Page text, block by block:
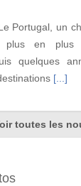
Portugal, un
plus en plus
quelques
[...]
toutes les